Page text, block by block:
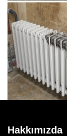
Hakkımızda